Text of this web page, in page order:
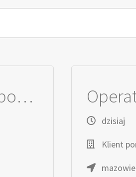
Wsparcie w Laboratorium
dzisiaj
Klient